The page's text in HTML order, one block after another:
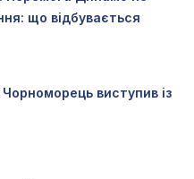
що відбувається
виступив із